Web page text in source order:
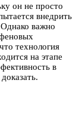
он не просто
внедрить
важно
технология
на этапе
в